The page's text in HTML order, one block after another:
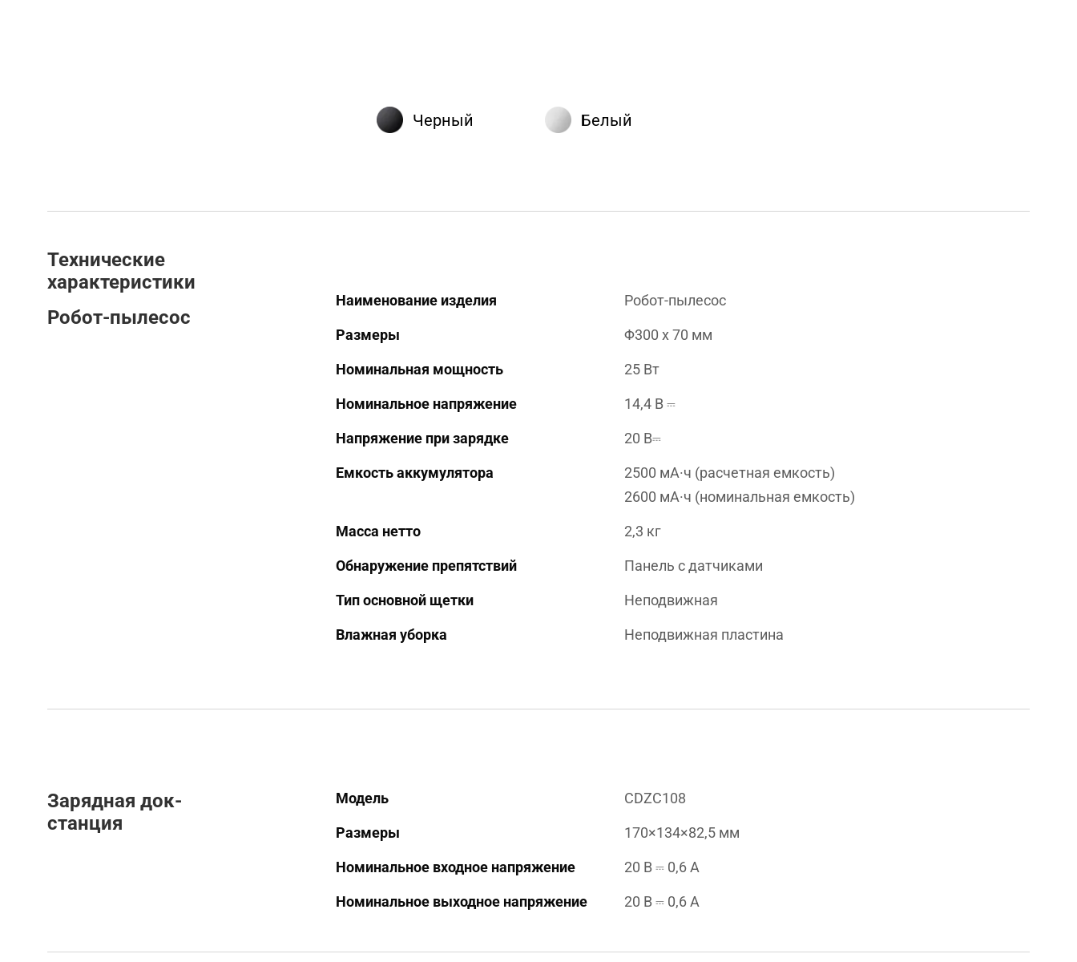
Черный Белый
Технические
характеристики
Робот-пылесос
Наименование изделия Робот-пылесос
Размеры Φ300 x 70 мм
Номинальная мощность 25 Вт
Номинальное напряжение 14,4 В ⎓
Напряжение при зарядке 20 В⎓
Емкость аккумулятора
2500 мА·ч (расчетная емкость)
2600 мА·ч (номинальная емкость)
Масса нетто 2,3 кг
Обнаружение препятствий Панель с датчиками
Тип основной щетки Неподвижная
Влажная уборка Неподвижная пластина
Зарядная док-
станция
Модель CDZC108
Размеры 170×134×82,5 мм
Номинальное входное напряжение 20 В ⎓ 0,6 A
Номинальное выходное напряжение 20 В ⎓ 0,6 A